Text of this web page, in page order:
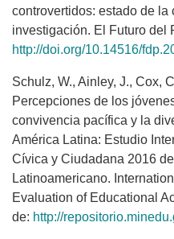
controvertidos: estado de
investigación. El Futuro del
http://doi.org/10.14516/
Schulz, W., Ainley, J., Cox,
Percepciones de los
convivencia pacífica y la
América Latina: Estudio
Cívica y Ciudadana 2016
Latinoamericano.
Evaluation of Educational
de: http://